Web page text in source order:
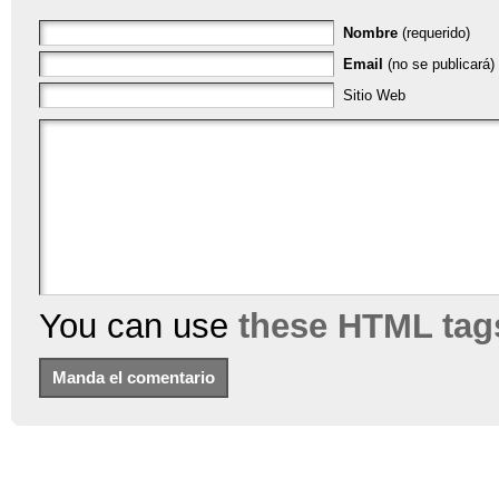
Nombre (requerido)
Email (no se publicará)
Sitio Web
You can use these HTML